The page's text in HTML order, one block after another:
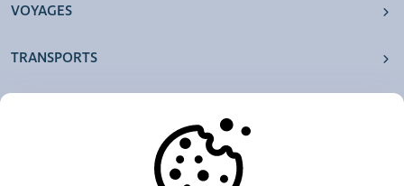
VOYAGES
TRANSPORTS